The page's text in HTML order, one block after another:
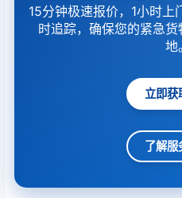
15分钟极速报价，1小时上
时追踪，确保您的紧急
地。
立即获
了解服